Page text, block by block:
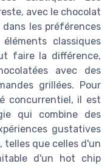
avec le chocolat
les préférences
classiques
faire la différence,
avec des
grillées. Pour
concurrentiel, il est
qui combine des
gustatives
telles que celles d'un
d'un hot chip